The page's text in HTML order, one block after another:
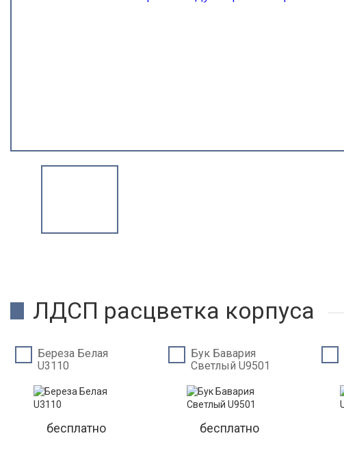
ЛДСП расцветка корпуса
Береза Белая
U3110
бесплатно
Бук Бавария
Светлый U9501
бесплатно